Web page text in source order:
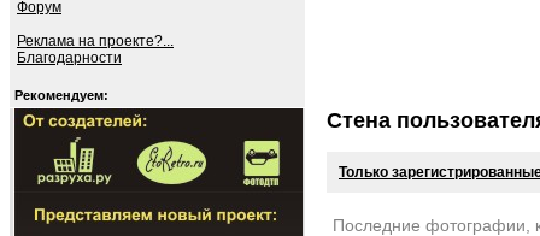
Форум
Реклама на проекте?...
Благодарности
Рекомендуем:
Стена
Только
Последние фотографии,